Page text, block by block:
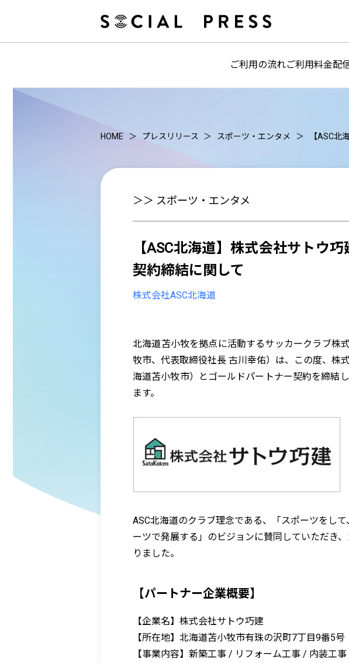
ご利用の流れご利用料金配
HOME プレスリリース スポーツ・エンタメ 【ASC北
＞＞ スポーツ・エンタメ
【ASC北海道】株式会社サトウ
契約締結に関して
株式会社ASC北海道
北海道苫小牧を拠点に活動するサッカークラブ株
牧市、代表取締役社長 古川幸佑）は、この度、株
海道苫小牧市）とゴールドパートナー契約を締結
ます。
ASC北海道のクラブ理念である、「スポーツをし
ーツで発展する」のビジョンに賛同していただき
りました。
【パートナー企業概要】
【企業名】株式会社サトウ巧建
【所在地】北海道苫小牧市有珠の沢町7丁目9番5号
【事業内容】新築工事 / リフォーム工事 / 内装工